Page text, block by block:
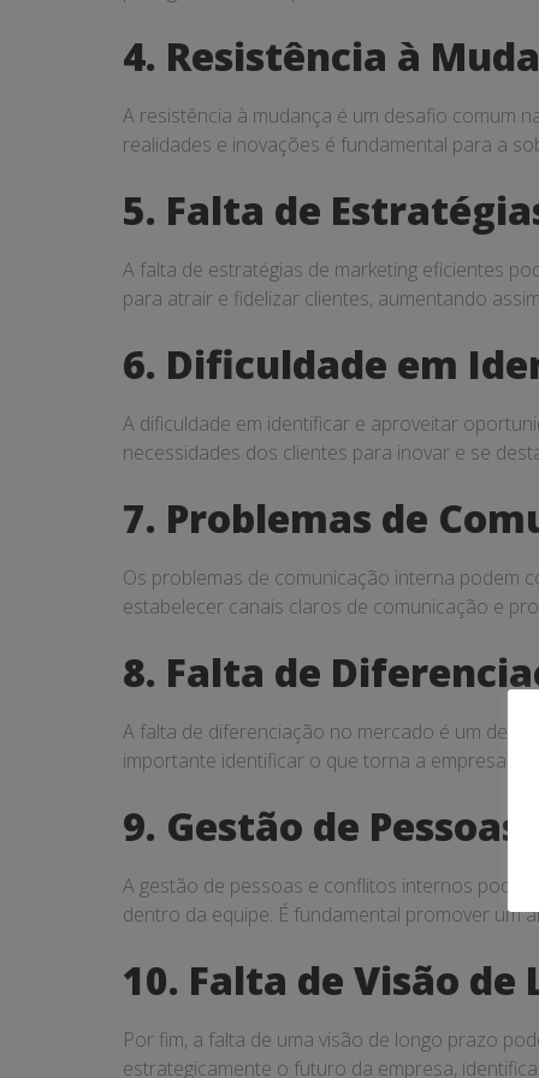
4. Resistência à
A resistência à mudança é um desafio comum
realidades e inovações é fundamental para a
5. Falta de
A falta de estratégias de marketing eficientes
para atrair e fidelizar clientes, aumentando
6. Dificuldade em
A dificuldade em identificar e aproveitar
necessidades dos clientes para inovar e se
7. Problemas de
Os problemas de comunicação interna podem
estabelecer canais claros de comunicação e
8. Falta de
A falta de diferenciação no mercado é um
importante identificar o que torna a empresa
9. Gestão de
A gestão de pessoas e conflitos internos pode
dentro da equipe. É fundamental promover um
10. Falta de Visão de
Por fim, a falta de uma visão de longo prazo
estrategicamente o futuro da empresa,